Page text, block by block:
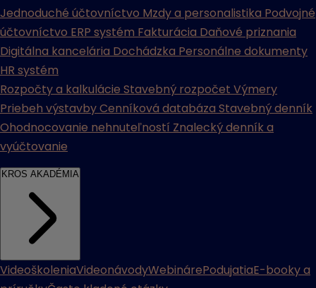
Jednoduché účtovníctvo Mzdy a personalistika Podvojné
účtovníctvo ERP systém Fakturácia Daňové priznania
Digitálna kancelária Dochádzka Personálne dokumenty
HR systém
Rozpočty a kalkulácie Stavebný rozpočet Výmery
Priebeh výstavbyCenníková databáza Stavebný denník
Ohodnocovanie nehnuteľností Znalecký denník a
vyúčtovanie
KROS AKADÉMIA
VideoškoleniaVideonávodyWebinárePodujatiaE-booky a